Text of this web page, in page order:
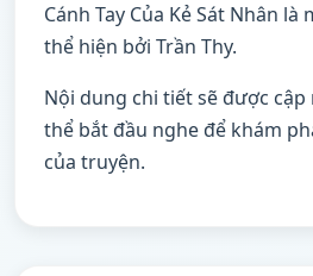
Cánh Tay Của Kẻ Sát Nhân
thể hiện bởi Trần Thy.
Nội dung chi tiết sẽ được cập
thể bắt đầu nghe để khám
của truyện.